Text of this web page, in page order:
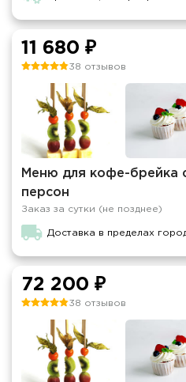
11 680 ₽
38 отзывов
Меню для кофе-брейка
персон
Заказ за сутки (не позднее)
Доставка в пределах
72 200 ₽
38 отзывов